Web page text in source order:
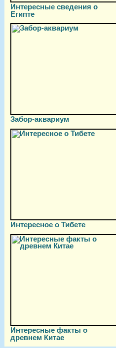
Интересные сведения о
Египте
Забор-аквариум
Интересное о Тибете
Интересные факты о
древнем Китае